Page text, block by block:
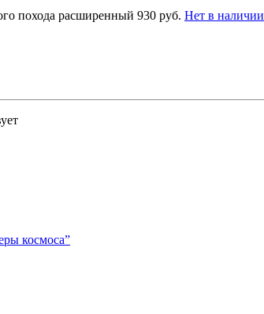
похода расширенный 930 руб. Нет в наличии
космоса”